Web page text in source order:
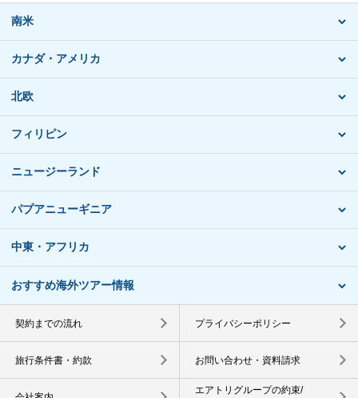
南米
カナダ・アメリカ
北欧
フィリピン
ニュージーランド
パプアニューギニア
中東・アフリカ
おすすめ海外ツアー情報
契約までの流れ プライバシーポリシー
旅行条件書・約款 お問い合わせ・資料請求
エアトリグループの約束/